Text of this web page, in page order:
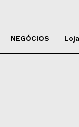
NEGÓCIOS